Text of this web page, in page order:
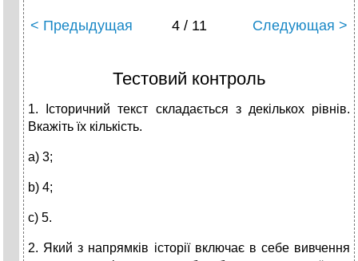
< Предыдущая 4 / 11 Следующая >
Тестовий контроль
1. Історичний текст складається з декількох рівнів.
Вкажіть їх кількість.
a) 3;
b) 4;
c) 5.
2. Який з напрямків історії включає в себе вивчення